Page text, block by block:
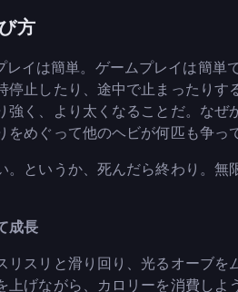
方
レイは簡単。ゲームプレイは簡
停止したり、途中で止まったり
強く、より太くなることだ。な
をめぐって他のヘビが何匹も争っ
。というか、死んだら終わり。
成長
リスリと滑り回り、光るオーブ
上げながら、カロリーを消費しよう